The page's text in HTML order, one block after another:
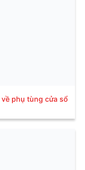
phụ tùng cửa sổ